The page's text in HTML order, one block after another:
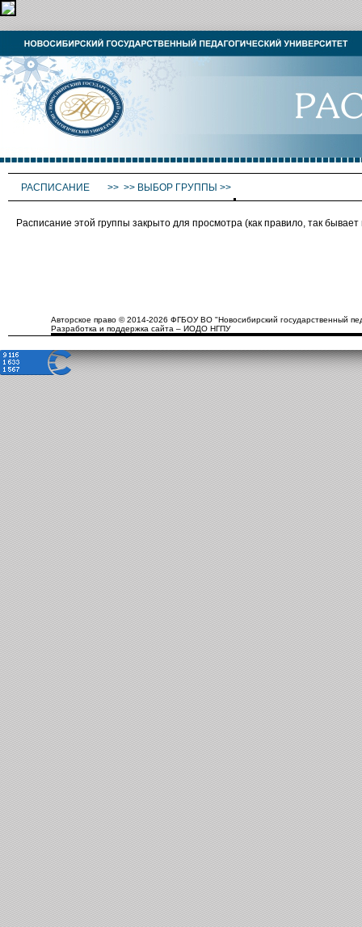
РАСПИСАНИЕ >> >> ВЫБОР ГРУППЫ >>
Расписание этой группы закрыто для просмотра (как правило, так
Авторское право © 2014-2026 ФГБОУ ВО "Новосибирский государственный
Разработка и поддержка сайта – ИОДО НГПУ